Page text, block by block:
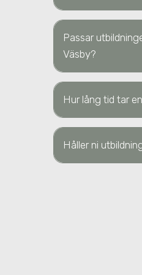
Passar
Väsby?
Hur lång tid tar
Håller ni